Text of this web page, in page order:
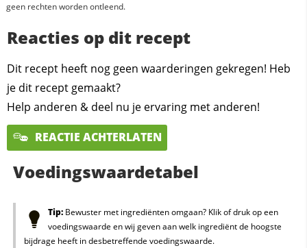
geen rechten worden ontleend.
Reacties op dit recept
Dit recept heeft nog geen waarderingen gekregen! Heb
je dit recept gemaakt?
Help anderen & deel nu je ervaring met anderen!
REACTIE ACHTERLATEN
Voedingswaardetabel
Tip:Bewuster met ingrediënten omgaan? Klik of druk op een
voedingswaarde en wij geven aan welk ingrediënt de hoogste
bijdrage heeft in desbetreffende voedingswaarde.